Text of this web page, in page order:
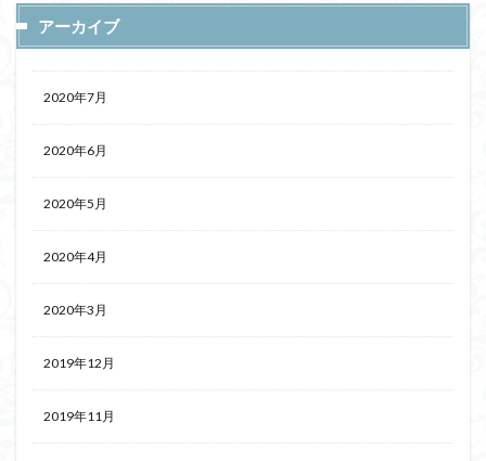
アーカイブ
2020年7月
2020年6月
2020年5月
2020年4月
2020年3月
2019年12月
2019年11月